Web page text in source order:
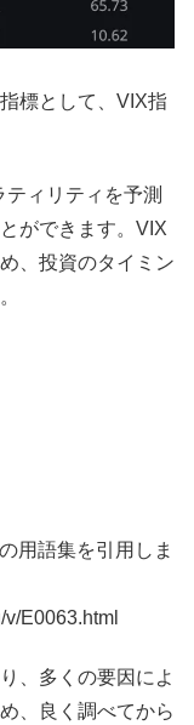
標として、VIX指
ィリティを予測
ができます。VIX
、投資のタイミン
用語集を引用しま
E0063.html
、多くの要因によ
、良く調べてから